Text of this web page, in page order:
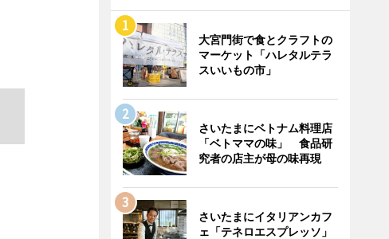
大宮門街で食とクラフトの
マーケット「ハレタルテラ
スいいもの市」
さいたまにベトナム料理店
「ベトママの味」 食品研
究者の店主が母の味再現
さいたまにイタリアンカフ
ェ「テネロエスプレッソ」